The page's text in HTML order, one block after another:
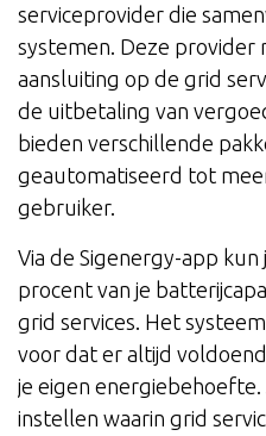
serviceprovider die
systemen. Deze provider
aansluiting op de grid
de uitbetaling van
bieden verschillende
geautomatiseerd tot
gebruiker.
Via de Sigenergy-app
procent van je
grid services. Het
voor dat er altijd
je eigen
instellen waarin grid